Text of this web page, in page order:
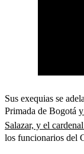
Sus exequias se
Primada de Bogotá
Salazar, y el
los funcionarios del